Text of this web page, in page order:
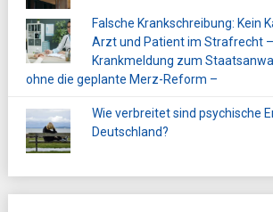
Falsche Krankschreibung: Kein
Arzt und Patient im Strafrecht
Krankmeldung zum
ohne die geplante Merz-Reform –
Wie verbreitet sind psychische
Deutschland?